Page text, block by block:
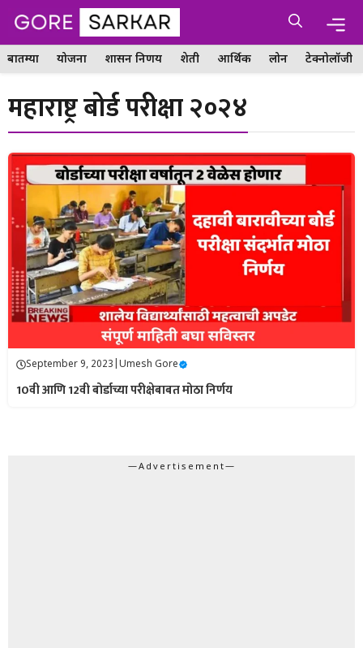
Skip
content
बातम्या योजना शासन निर्णय शेती आर्थिक लोन टेक्नोलॉजी
महाराष्ट्र बोर्ड परीक्षा २०२४
September 9, 2023 Umesh Gore
10वी आणि 12वी बोर्डाच्या परीक्षेबाबत मोठा निर्णय
—Advertisement—